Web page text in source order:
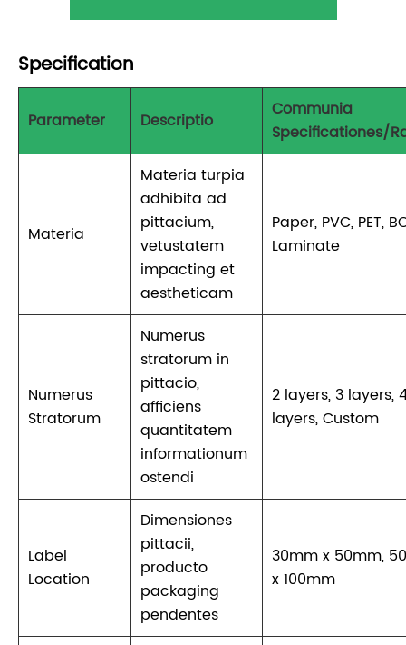
Specification
Parameter Descriptio
Communia
Specificationes/
Materia
Materia turpia
adhibita ad
pittacium,
vetustatem
impacting et
aestheticam
Paper, PVC, PET,
Laminate
Numerus
Stratorum
Numerus
stratorum in
pittacio,
afficiens
quantitatem
informationum
ostendi
2 layers, 3 layers,
layers, Custom
Label
Location
Dimensiones
pittacii,
producto
packaging
pendentes
30mm x 50mm,
x 100mm